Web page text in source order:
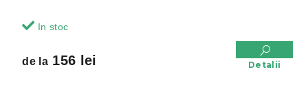
In stoc
de la156 lei Detalii